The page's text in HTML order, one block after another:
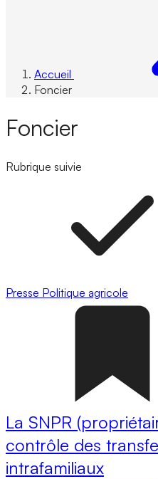
Accueil
Foncier
Foncier
Rubrique suivie
Presse Politique agricole
La SNPR
contrôle des
intrafamiliaux